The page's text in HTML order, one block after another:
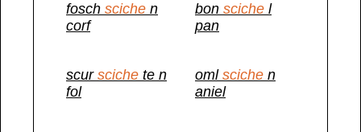
fosch sciche n
corf
bon sciche l
pan
scur sciche te n
fol
oml sciche n
aniel